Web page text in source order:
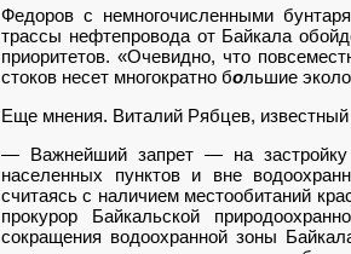
Федоров с немногочисленными
трассы нефтепровода от Байкала
приоритетов. «Очевидно, что
стоков несет многократно большие
Еще мнения. Виталий Рябцев, известный
— Важнейший запрет — на застройку
населенных пунктов и вне
считаясь с наличием местообитаний
прокурор Байкальской
сокращения водоохранной зоны